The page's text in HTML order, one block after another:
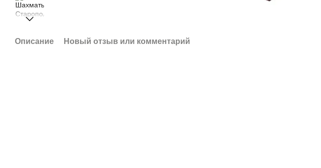
Описание Новый отзыв или комментарий